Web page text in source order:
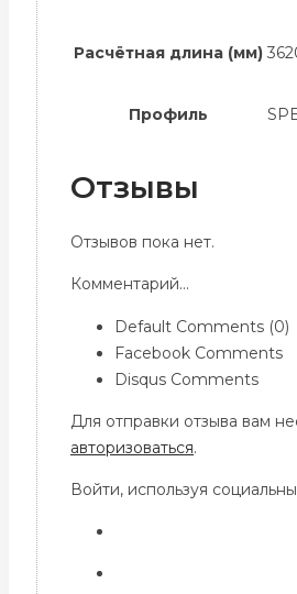
Расчётная длина (мм)
Профиль
Отзывы
Отзывов пока нет.
Комментарий...
Default Comments (0)
Facebook Comments
Disqus Comments
Для отправки отзыва вам
авторизоваться.
Войти, используя